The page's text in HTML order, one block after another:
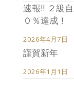
速報!! ２級
０％達成！
2026年4月7日
謹賀新年
2026年1月1日